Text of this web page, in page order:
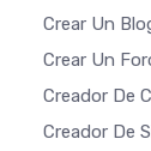
Crear Un
Crear Un
Creador De
Creador De